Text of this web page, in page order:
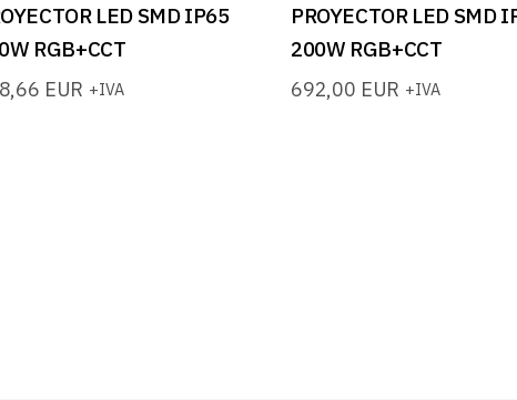
LED SMD IP65
RGB+CCT
EUR +IVA
PROYECTOR LED SMD
200W RGB+CCT
692,00 EUR +IVA